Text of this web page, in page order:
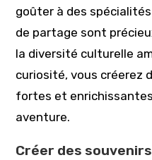
goûter à des
de partage sont
la diversité culturelle
curiosité, vous créerez
fortes et
aventure.
Créer des